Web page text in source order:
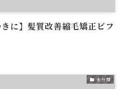
に】髪質改善縮毛矯正ビフ
未分類